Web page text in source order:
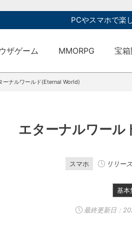
PCやスマホで楽
ザゲーム MMORPG 宝
ーナルワールド(Eternal World)
エターナルワー
スマホ リリー
基本
最終更新日：